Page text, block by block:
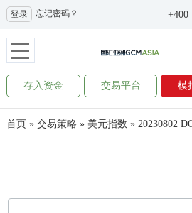
+400
登录 忘记密码？
存入资金 交易平台 模
首页 » 交易策略 » 美元指数 »20230802